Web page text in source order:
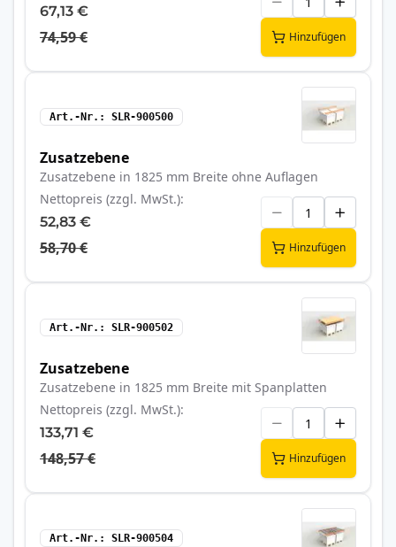
67,13 €
74,59 € Hinzufügen
Art.-Nr. SLR-900500
Zusatzebene
Zusatzebene in 1825 mm Breite ohne Auflagen
Nettopreis (zzgl. MwSt.)
52,83 €
58,70 € Hinzufügen
Art.-Nr. SLR-900502
Zusatzebene
Zusatzebene in 1825 mm Breite mit Spanplatten
Nettopreis (zzgl. MwSt.)
133,71 €
148,57 € Hinzufügen
Art.-Nr. SLR-900504